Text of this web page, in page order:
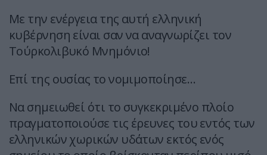
Με την ενέργεια της αυτή ελληνική
κυβέρνηση είναι σαν να αναγνωρίζει τον
Τούρκολιβυκό Μνημόνιο!
Επί της ουσίας το νομιμοποίησε…
Να σημειωθεί ότι το συγκεκριμένο πλοίο
πραγματοποιούσε τις έρευνες του εντός των
ελληνικών χωρικών υδάτων εκτός ενός